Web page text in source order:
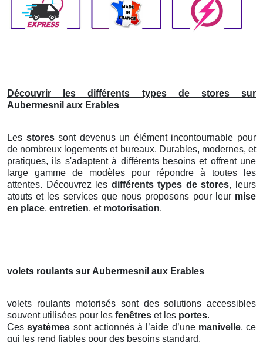
Découvrir les différents types de stores sur
Aubermesnil aux Erables
Les storessont devenus un élément incontournable pour
de nombreux logements et bureaux. Durables, modernes, et
pratiques, ils s'adaptent à différents besoins et offrent une
large gamme de modèles pour répondre à toutes les
attentes. Découvrez les différents types de stores, leurs
atouts et les services que nous proposons pour leur mise
en place, entretien, et motorisation.
volets roulants sur Aubermesnil aux Erables
volets roulants motorisés sont des solutions accessibles
souvent utilisées pour les fenêtres et les portes.
Cessystèmes sont actionnés à l’aide d’une manivelle, ce
qui les rend fiables pour des besoins standard.